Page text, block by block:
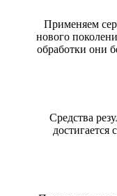
Применяем
нового
обработки они
Средства
достигается